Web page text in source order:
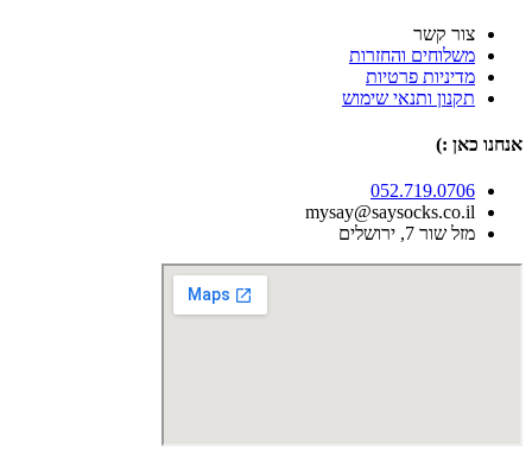
צור קשר
משלוחים והחזרות
מדיניות פרטיות
תקנון ותנאי שימוש
אנחנו כאן :)
052.719.0706
mysay@saysocks.co.il‏
מזל שור 7, ירושלים